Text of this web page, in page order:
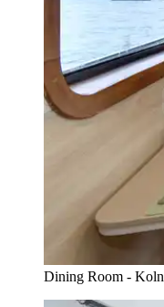
Dining Room - Koln